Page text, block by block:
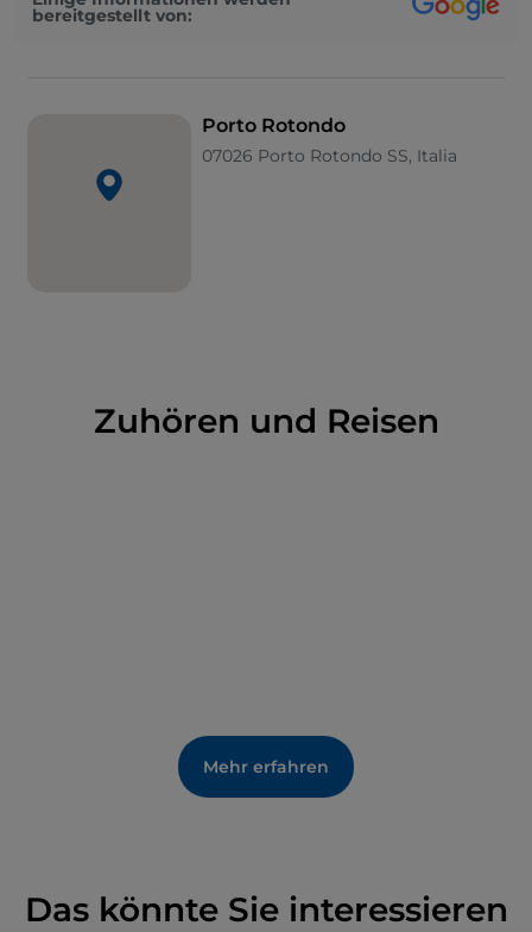
die Idee funktionierte tatsächlich. Es kamen
und Literaten. Die Gestaltung der Dorferweiterung
die Heimatstadt der Grafen. Nicht umsonst trägt der
Platz, auf dem die Gebäude stehen, den Namen San
bereitgestellt von:
Porto Rotondo
07026 Porto Rotondo SS, Italia
Zuhören und Reisen
Mehr erfahren
Das könnte Sie interessieren